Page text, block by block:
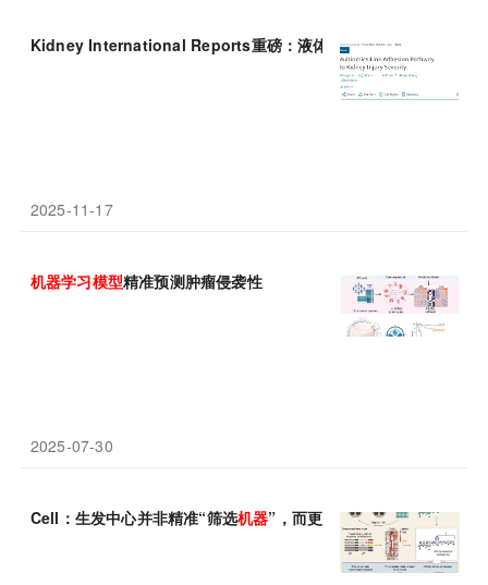
Kidney International Reports重磅：液体活检+多组学揪出重症
2025-11-17
机器学习模型精准预测肿瘤侵袭性
2025-07-30
Cell：生发中心并非精准“筛选机器”，而更像“赌场”？！